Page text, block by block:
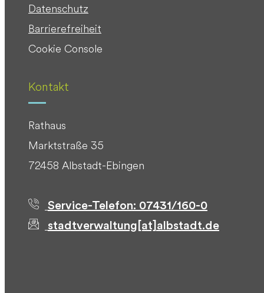
Datenschutz
Barrierefreiheit
Cookie Console
Kontakt
Rathaus
Marktstraße 35
72458 Albstadt-Ebingen
Service-Telefon: 07431/160-0
stadtverwaltung[at]albstadt.de